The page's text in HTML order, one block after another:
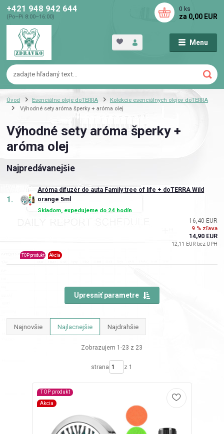
Menu
+421 948 942 644
(Po–Pi 8:00–16:00)
0 ks
za 0,00 EUR
Úvod Esenciálne oleje doTERRA
Kolekcie esenciálnych olejov doTERRA
Výhodné sety aróma šperky + aróma olej
Výhodné sety aróma šperky +
aróma olej
Najpredávanejšie
1.
Aróma difuzér do auta Family tree of life + doTERRA Wild
orange 5ml
Skladom, expedujeme do 24 hodín
TOP produkt Akcia
16,40 EUR
9 % zľava
14,90 EUR
12,11 EUR bez DPH
Upresniť parametre
Najnovšie Najlacnejšie Najdrahšie
Zobrazujem 1-23 z 23
strana z 1
TOP produkt
Akcia